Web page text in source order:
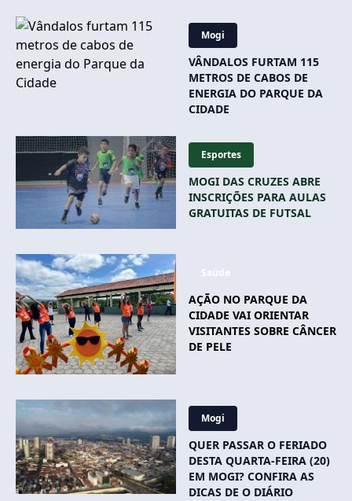
Mogi
VÂNDALOS FURTAM 115
METROS DE CABOS DE
ENERGIA DO PARQUE DA
CIDADE
Esportes
MOGI DAS CRUZES ABRE
INSCRIÇÕES PARA AULAS
GRATUITAS DE FUTSAL
Saúde
AÇÃO NO PARQUE DA
CIDADE VAI ORIENTAR
VISITANTES SOBRE CÂNCER
DE PELE
Mogi
QUER PASSAR O FERIADO
DESTA QUARTA-FEIRA (20)
EM MOGI? CONFIRA AS
DICAS DE O DIÁRIO